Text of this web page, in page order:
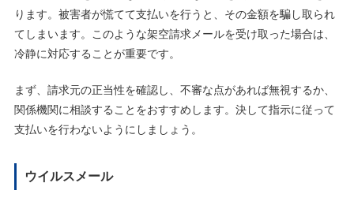
ります。被害者が慌てて支払いを行うと、その金額を騙し取られ
てしまいます。このような架空請求メールを受け取った場合は、
冷静に対応することが重要です。
まず、請求元の正当性を確認し、不審な点があれば無視するか、
関係機関に相談することをおすすめします。決して指示に従って
支払いを行わないようにしましょう。
ウイルスメール